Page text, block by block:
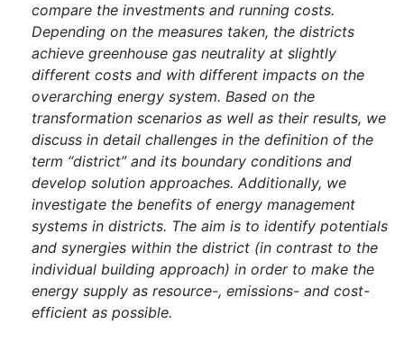
compare the investments and running costs.
Depending on the measures taken, the districts
achieve greenhouse gas neutrality at slightly
different costs and with different impacts on the
overarching energy system. Based on the
transformation scenarios as well as their results, we
discuss in detail challenges in the definition of the
term “district” and its boundary conditions and
develop solution approaches. Additionally, we
investigate the benefits of energy management
systems in districts. The aim is to identify potentials
and synergies within the district (in contrast to the
individual building approach) in order to make the
energy supply as resource-, emissions- and cost-
efficient as possible.